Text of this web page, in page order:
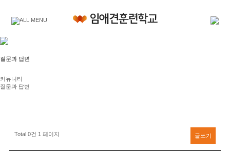
질문과 답변
커뮤니티
질문과 답변
Total 0건 1 페이지 글쓰기